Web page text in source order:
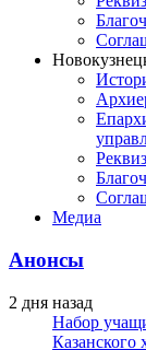
Медиа
Анонсы
2 дня назад
Набор
Казанского